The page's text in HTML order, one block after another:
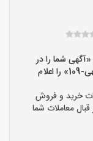
شما را در
سایت «پارچه فروشی ها» دیده ام و کد «آگهی-109» را اعلام
خرید و فروش
معاملات شما